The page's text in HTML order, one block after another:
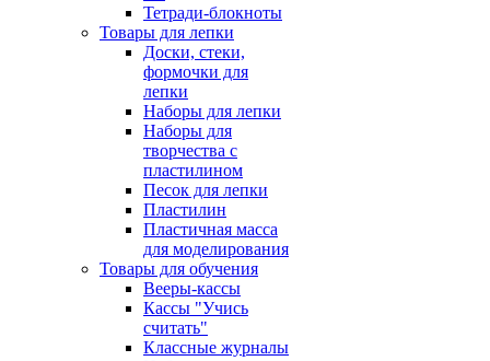
Тетради-блокноты
Товары для лепки
Доски, стеки,
формочки для
лепки
Наборы для лепки
Наборы для
творчества с
пластилином
Песок для лепки
Пластилин
Пластичная масса
для моделирования
Товары для обучения
Вееры-кассы
Кассы "Учись
считать"
Классные журналы